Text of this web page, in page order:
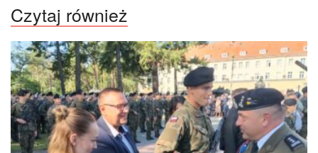
Czytaj również